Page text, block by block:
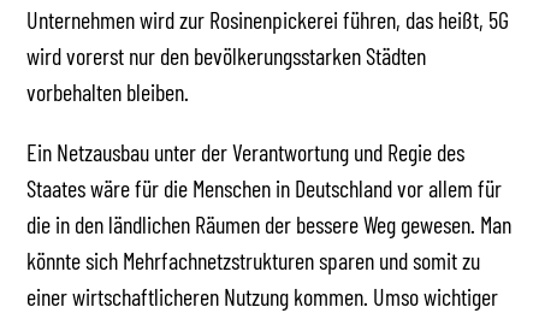
Unternehmen wird zur Rosinenpickerei führen, das heißt, 5G
wird vorerst nur den bevölkerungsstarken Städten
vorbehalten bleiben.
Ein Netzausbau unter der Verantwortung und Regie des
Staates wäre für die Menschen in Deutschland vor allem für
die in den ländlichen Räumen der bessere Weg gewesen. Man
könnte sich Mehrfachnetzstrukturen sparen und somit zu
einer wirtschaftlicheren Nutzung kommen. Umso wichtiger